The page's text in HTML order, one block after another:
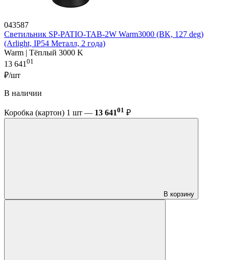
043587
Светильник SP-PATIO-TAB-2W Warm3000 (BK, 127 deg)
(Arlight, IP54 Металл, 2 года)
Warm | Тёплый 3000 K
13 64101
₽/шт
В наличии
Коробка (картон) 1 шт — 13 64101 ₽
В корзину